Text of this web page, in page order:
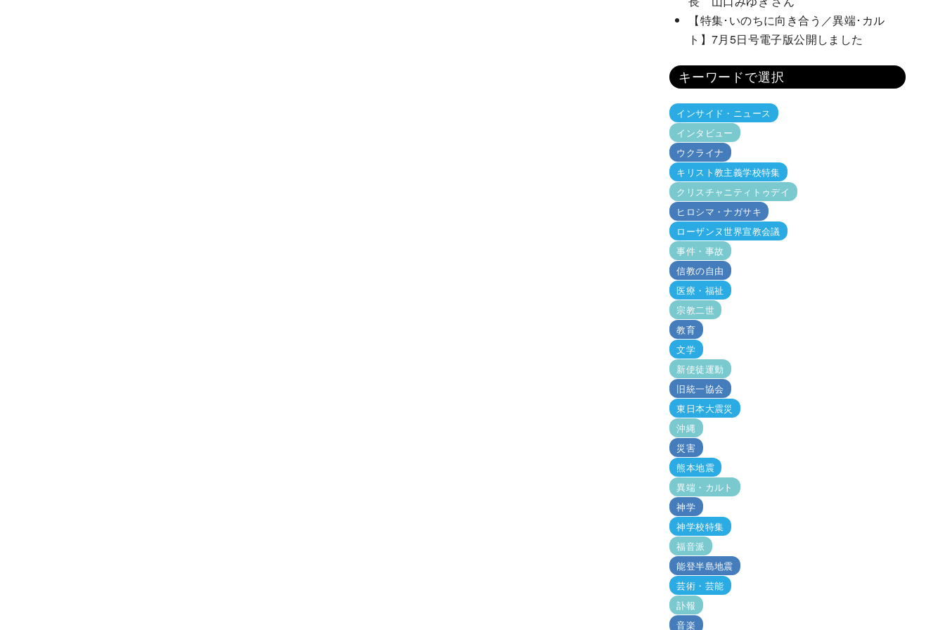
【特集･いのちに向き合う／異端･カル
ト】7月5日号電子版公開しました
キーワードで選択
インサイド・ニュース
インタビュー
ウクライナ
キリスト教主義学校特集
クリスチャニティトゥデイ
ヒロシマ・ナガサキ
ローザンヌ世界宣教会議
事件・事故
信教の自由
医療・福祉
宗教二世
教育
文学
新使徒運動
旧統一協会
東日本大震災
沖縄
災害
熊本地震
異端・カルト
神学
神学校特集
福音派
能登半島地震
芸術・芸能
訃報
音楽